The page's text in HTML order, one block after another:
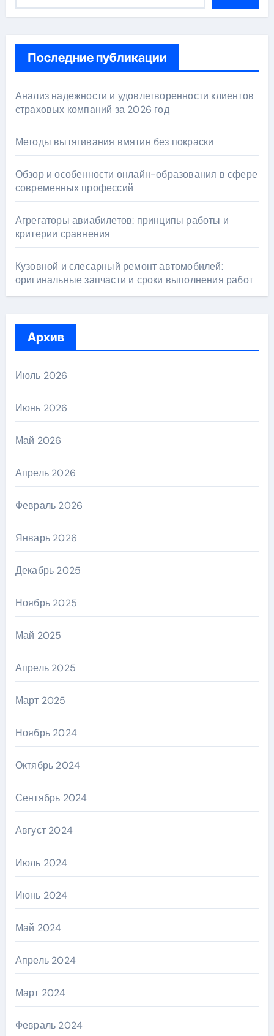
Последние публикации
Анализ надежности и удовлетворенности клиентов
страховых компаний за 2026 год
Методы вытягивания вмятин без покраски
Обзор и особенности онлайн-образования в сфере
современных профессий
Агрегаторы авиабилетов: принципы работы и
критерии сравнения
Кузовной и слесарный ремонт автомобилей:
оригинальные запчасти и сроки выполнения работ
Архив
Июль 2026
Июнь 2026
Май 2026
Апрель 2026
Февраль 2026
Январь 2026
Декабрь 2025
Ноябрь 2025
Май 2025
Апрель 2025
Март 2025
Ноябрь 2024
Октябрь 2024
Сентябрь 2024
Август 2024
Июль 2024
Июнь 2024
Май 2024
Апрель 2024
Март 2024
Февраль 2024